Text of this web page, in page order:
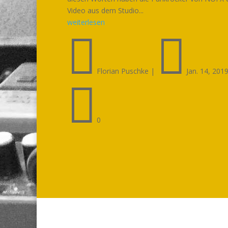
Video aus dem Studio...
weiterlesen
 Florian Puschke |  Jan. 14, 2019
 0